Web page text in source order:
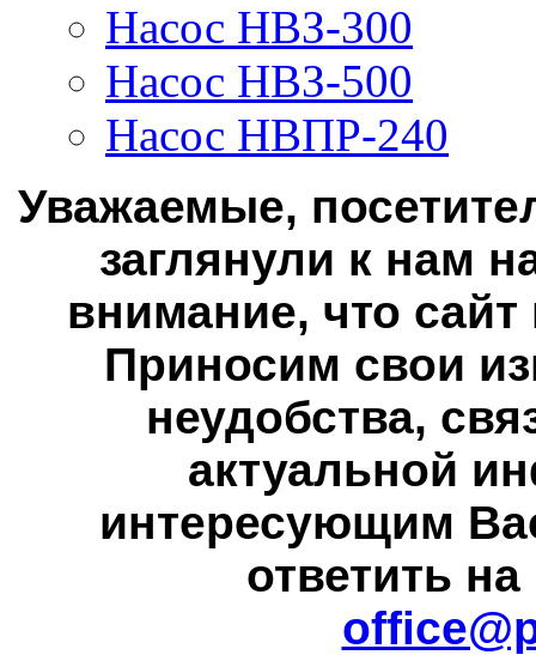
Насос НВЗ-300
Насос НВЗ-500
Насос НВПР-240
Уважаемые,
заглянули к нам
внимание, что сайт
Приносим свои
неудобства,
актуальной
интересующим
ответить